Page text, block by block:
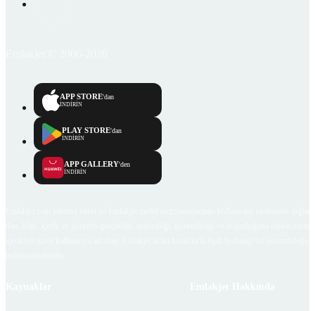
APP STORE'dan
İNDİRİN
PLAY STORE'dan
İNDİRİN
APP GALLERY'den
İNDİRİN